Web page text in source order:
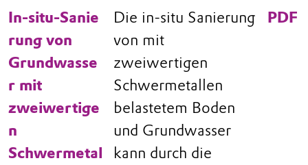
In‑situ‑Sanie
rung von
Grundwasse
r mit
zweiwertige
n
Schwermetal
Die in-situ Sanierung
von mit
zweiwertigen
Schwermetallen
belastetem Boden
und Grundwasser
kann durch die
PDF